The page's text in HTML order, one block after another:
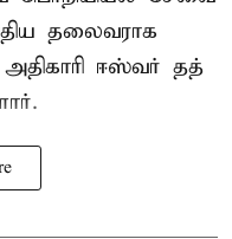
தலைவராக
ஈஸ்வர் தத்